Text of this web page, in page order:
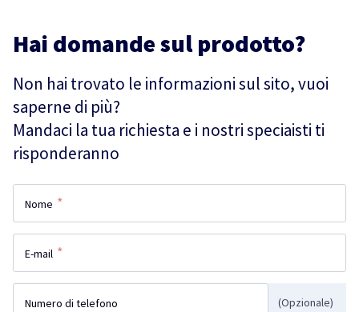
Hai domande sul prodotto?
Non hai trovato le informazioni sul sito, vuoi
saperne di più?
Mandaci la tua richiesta e i nostri speciaisti ti
risponderanno
Nome *
E-mail *
Numero di telefono (Opzionale)